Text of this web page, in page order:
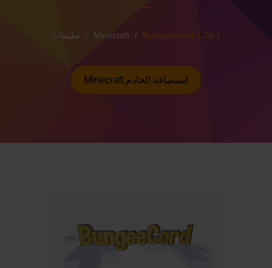
تطبيقات Minecraft Bungeecord 1.20.1
Minecraft استضافة الخادم